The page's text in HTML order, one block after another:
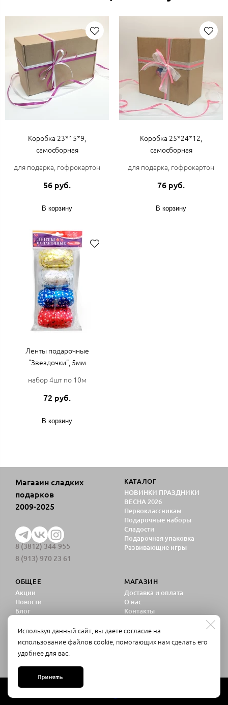
Коробка 23*15*9,
самосборная
для подарка, гофрокартон
56 руб.
В корзину
Коробка 25*24*12,
самосборная
для подарка, гофрокартон
76 руб.
В корзину
Ленты подарочные
"Звездочки", 5мм
набор 4шт по 10м
72 руб.
В корзину
Магазин сладких
подарков
2009-2025
8 (3812) 344-955
8 (913) 970 23 61
КАТАЛОГ
НОВИНКИ ПРАЗДНИКИ
ВЕСНА 2026
Первоклассникам
Подарочные наборы
Сладости
Подарочная упаковка
Развивающие игры
ОБЩЕЕ
Акции
Новости
Блог
конфиденциальности
Согласие на обработку
персональных данных
МАГАЗИН
Доставка и оплата
О нас
Контакты
Используя данный сайт, вы даете согласие на
использование файлов cookie, помогающих нам сделать его
удобнее для вас.
Принять